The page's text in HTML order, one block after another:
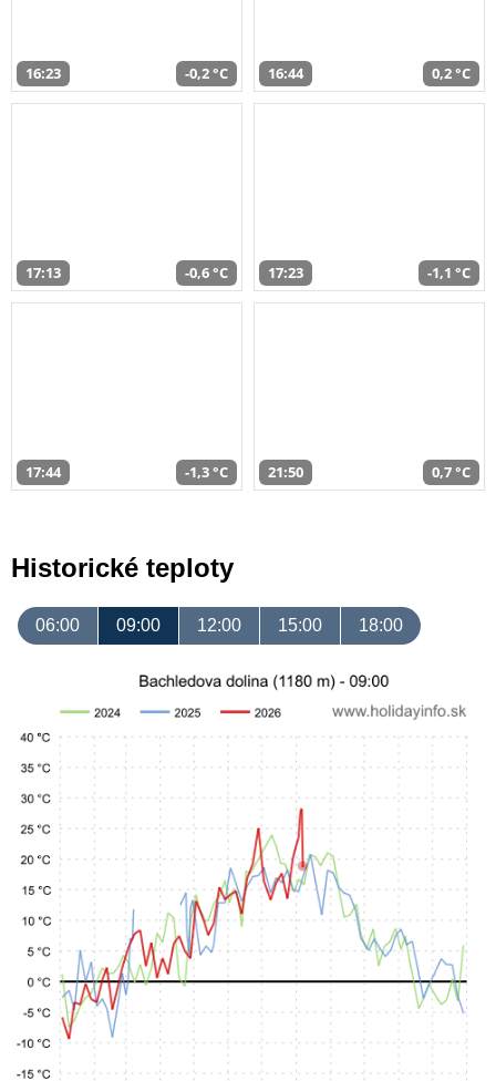
16:23 -0,2 °C 16:44 0,2 °C
17:13 -0,6 °C 17:23 -1,1 °C
17:44 -1,3 °C 21:50 0,7 °C
Historické teploty
06:00 09:00 12:00 15:00 18:00